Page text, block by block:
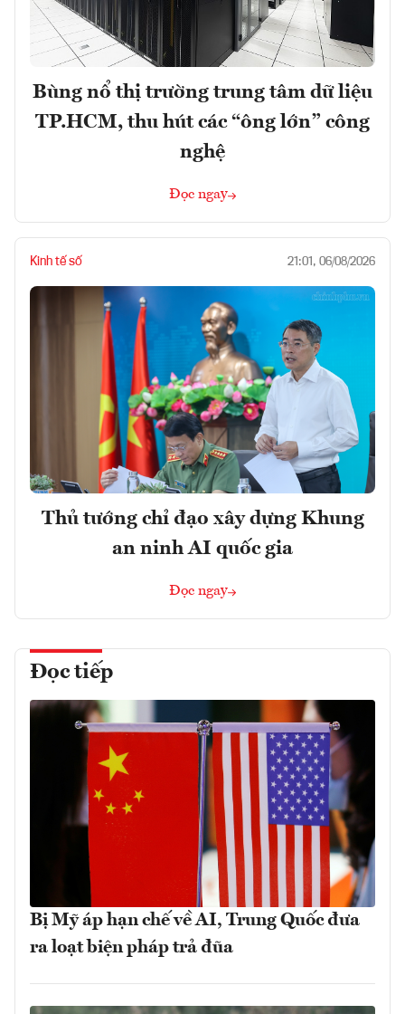
Bùng nổ thị trường trung tâm dữ liệu
TP.HCM, thu hút các “ông lớn” công
nghệ
Đọc ngay
Kinh tế số 21:01, 06/08/2026
Thủ tướng chỉ đạo xây dựng Khung
an ninh AI quốc gia
Đọc ngay
Đọc tiếp
Bị Mỹ áp hạn chế về AI, Trung Quốc đưa
ra loạt biện pháp trả đũa